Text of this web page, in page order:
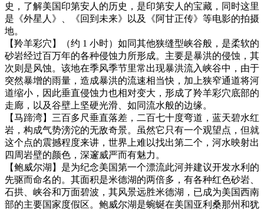
史，了解美国印第安人的历史，是印第安人的宝藏，同时这里
是《外星人》、《回到未来》以及《阿甘正传》等电影的拍摄
地。
【羚羊彩穴】（约 1 小时）如同其他狭缝型峡谷般，是柔软的
砂岩经过百万年的各种侵蚀力所形成。主要是暴洪的侵蚀，其
次则是风蚀。该地在季风季节里常出现暴洪流入峡谷中，由于
突然暴增的雨量，造成暴洪的流速相当快，加上狭窄通道将河
道缩小，因此垂直侵蚀力也相对变大，形成了羚羊彩穴底部的
走廊，以及谷壁上坚硬光滑、如同流水般的边缘。
【马蹄湾】三百多尺垂直落差，二百七十度弯道，蓝天碧水红
岩，构成气势滂沱的无敌奇景。虽然它只有一个观望点，但就
这个点的震撼程度来讲，世界上难以找出第二个，河水映射出
四周岩壁的颜色，深邃威严而有魅力。
【鲍威尔湖】是为纪念美国第一个漂流此河并建议开发水利的
先驱而命名的。其面积是米德湖的两倍多，有各种红色砂岩、
石拱、峡谷和万面碧波，其风景远胜米德湖，已成为美国西南
部的主要国家度假区。鲍威尔湖是蜿蜒在美国亚利桑那州和犹